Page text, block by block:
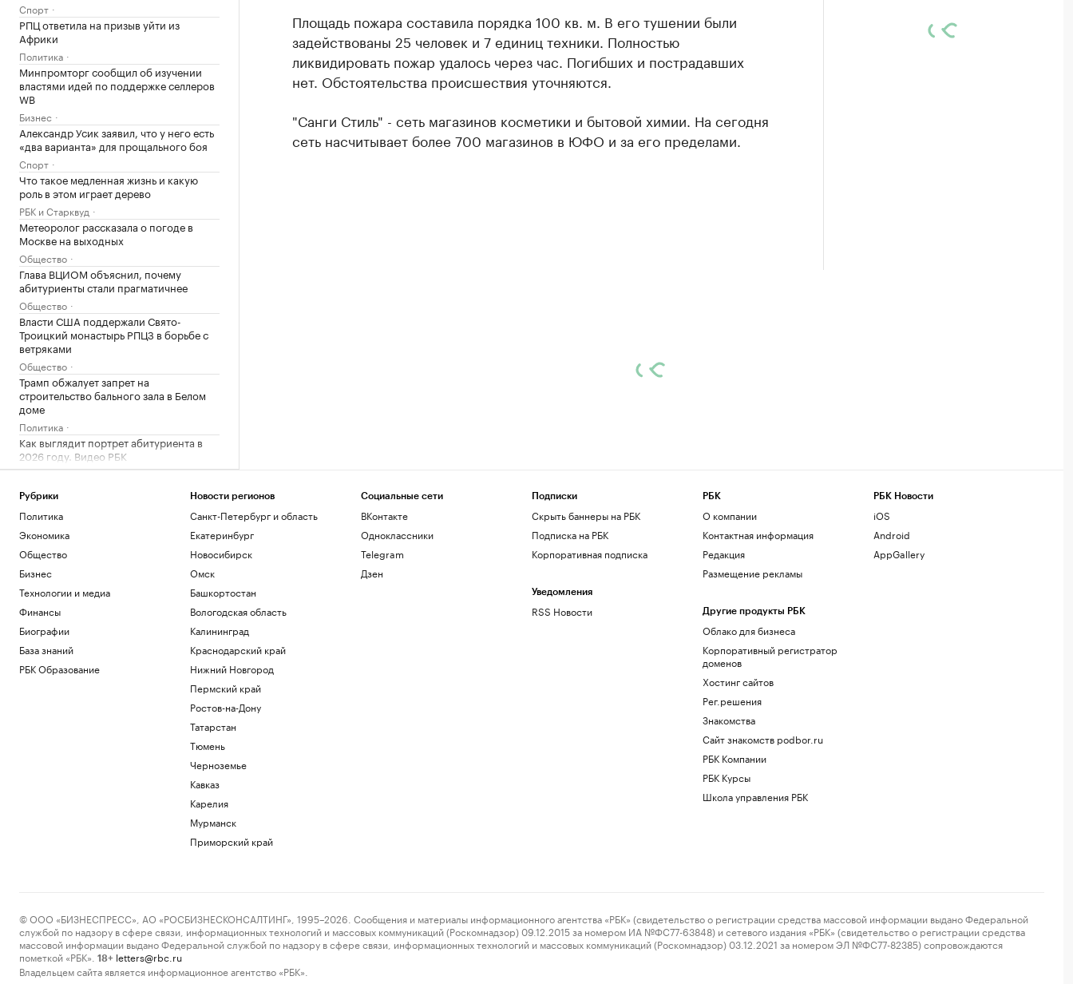
Спорт
РПЦ ответила на призыв уйти из
Африки
Политика
Минпромторг сообщил об изучении
властями идей по поддержке селлеров
WB
Бизнес
Александр Усик заявил, что у него есть
«два варианта» для прощального боя
Спорт
Что такое медленная жизнь и какую
роль в этом играет дерево
РБК и Старквуд
Метеоролог рассказала о погоде в
Москве на выходных
Общество
Глава ВЦИОМ объяснил, почему
абитуриенты стали прагматичнее
Общество
Власти США поддержали Свято-
Троицкий монастырь РПЦЗ в борьбе с
ветряками
Общество
Трамп обжалует запрет на
строительство бального зала в Белом
доме
Политика
Как выглядит портрет абитуриента в
2026 году. Видео РБК
Общество
В США рассказали, как помогли
снарядам из Сербии попасть на
Украину
Политика
Будущее Ходынского поля: от пашни и
аэродрома до города в городе
РБК и Stone
Звезда НБА избежал наказания за
незаконное ношение оружия
Спорт
Силы ПВО сбили 75 БПЛА над
регионами России за 12 часов
Политика
Погранслужба Финляндии пресекла
Что будет после принятия сенатом
билля Грэма о санкциях против России
Минтруд раскрыл, кто получит право
Площадь пожара составила порядка 100 кв. м. В его тушении были
задействованы 25 человек и 7 единиц техники. Полностью
ликвидировать пожар удалось через час. Погибших и пострадавших
нет. Обстоятельства происшествия уточняются.
"Санги Стиль" - сеть магазинов косметики и бытовой химии. На сегодня
сеть насчитывает более 700 магазинов в ЮФО и за его пределами.
Рубрики
Политика
Экономика
Общество
Бизнес
Технологии и медиа
Финансы
Биографии
База знаний
РБК Образование
Новости регионов
Санкт-Петербург и область
Екатеринбург
Новосибирск
Омск
Башкортостан
Вологодская область
Калининград
Краснодарский край
Нижний Новгород
Пермский край
Ростов-на-Дону
Татарстан
Тюмень
Черноземье
Кавказ
Карелия
Мурманск
Приморский край
Социальные сети
ВКонтакте
Одноклассники
Telegram
Дзен
Подписки
Скрыть баннеры на РБК
Подписка на РБК
Корпоративная подписка
Уведомления
RSS Новости
РБК
О компании
Контактная информация
Редакция
Размещение рекламы
Другие продукты РБК
Облако для бизнеса
Корпоративный регистратор
доменов
Хостинг сайтов
Рег.решения
Знакомства
Сайт знакомств podbor.ru
РБК Компании
РБК Курсы
Школа управления РБК
РБК Новости
iOS
Android
AppGallery
© ООО «БИЗНЕСПРЕСС», АО «РОСБИЗНЕСКОНСАЛТИНГ», 1995–2026. Сообщения и материалы информационного агентства «РБК» (свидетельство о регистрации средства массовой информации выдано Федеральной
службой по надзору в сфере связи, информационных технологий и массовых коммуникаций (Роскомнадзор) 09.12.2015 за номером ИА №ФС77-63848) и сетевого издания «РБК» (свидетельство о регистрации средства
массовой информации выдано Федеральной службой по надзору в сфере связи, информационных технологий и массовых коммуникаций (Роскомнадзор) 03.12.2021 за номером ЭЛ №ФС77-82385) сопровождаются
пометкой «РБК».
18+ letters@rbc.ru
Владельцем сайта является информационное агентство «РБК».